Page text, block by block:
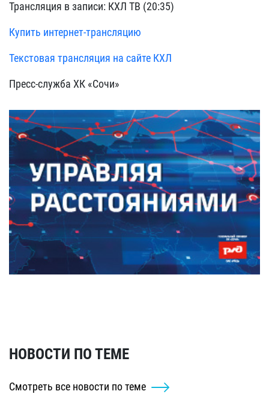
Трансляция в записи: КХЛ ТВ (20:35)
Купить интернет-трансляцию
Текстовая трансляция на сайте КХЛ
Пресс-служба ХК «Сочи»
НОВОСТИ ПО ТЕМЕ
Смотреть все новости по теме